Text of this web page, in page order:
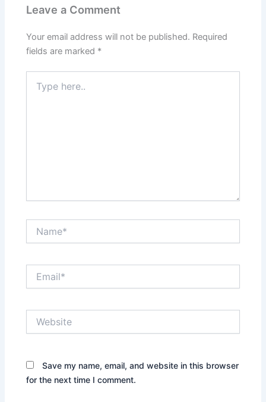
Leave a Comment
Your email address will not be published. Required
fields are marked *
here..
Save my name, email, and website in this browser
for the next time I comment.